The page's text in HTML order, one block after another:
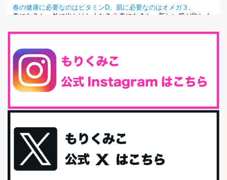
春の健康に必要なのはビタミンD。肌に必要なのはオメガ３。
春になると、外に出かけたくなる
春になると、新しい服が欲しく
最近、グラノーラ迷子になっていた私です。が、と〜〜〜っても美
味しくて栄養たっぷりのグラノーラを発...
腸活は「食事」だけだと思っていませんか？私の腸活完全版！
腸内環境を整えることは、健康維持の中でいっちばん大事！だと私
最近お風呂上がりの炭酸水をシリカシリカにしているんだけど確か
に髪と爪が丈夫になった気がする。炭酸...
体に優しい、私のふるさと納税５選。
今回は、最近毎回定期的に購入している「楽天ふるさと納税」の返
礼品トップ５を紹介します。今までいろ...